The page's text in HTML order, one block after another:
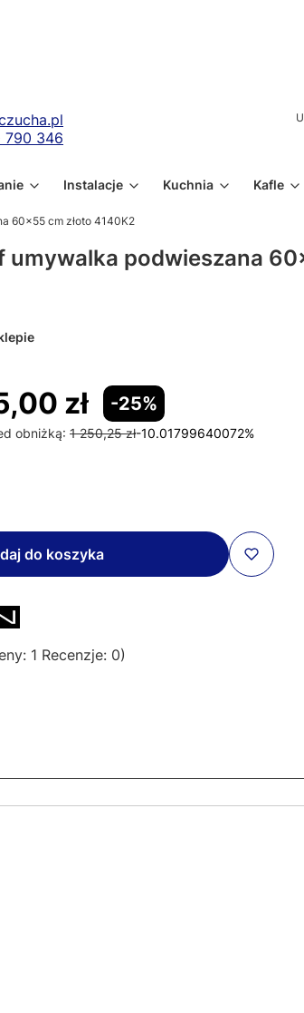
790 346
Instalacje Kuchnia Kafle
60x55 cm złoto 4140K2
umywalka podwieszana
zł -25%
obniżką: 1 250,25 zł-10.01799640072%
do koszyka
1 Recenzje: 0)